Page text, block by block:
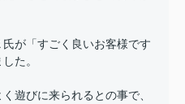
氏が「すごく良いお客様です
た。
遊びに来られるとの事で、